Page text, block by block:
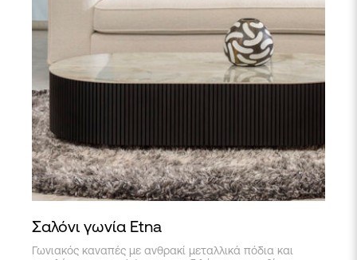
Σαλόνι γωνία Etna
Γωνιακός καναπές με ανθρακί μεταλλικά πόδια και